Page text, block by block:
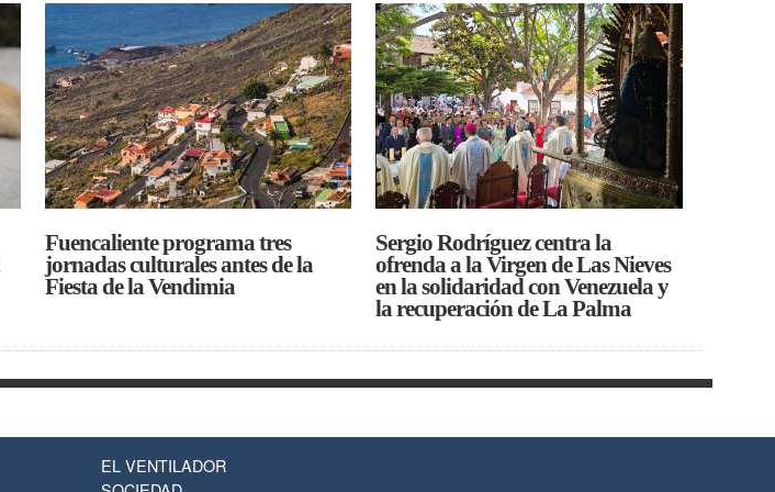
Fuencaliente programa tres
jornadas culturales antes de la
Fiesta de la Vendimia
Sergio Rodríguez centra la
ofrenda a la Virgen de Las Nieves
en la solidaridad con Venezuela y
la recuperación de La Palma
EL VENTILADOR